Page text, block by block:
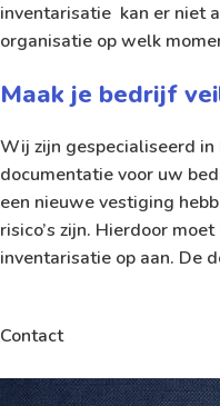
inventarisatie kan er niet
organisatie op welk
Maak je bedrijf
Wij zijn gespecialiseerd in
documentatie voor uw
een nieuwe vestiging
risico’s zijn. Hierdoor
inventarisatie op aan. De
Contact